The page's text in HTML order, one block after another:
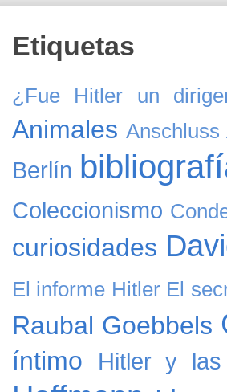
Etiquetas
¿Fue Hitler un
Animales Anschluss
Berlín
Coleccionismo
curiosidades
El informe Hitler El
Raubal Goebbels
íntimo
Hitler y las